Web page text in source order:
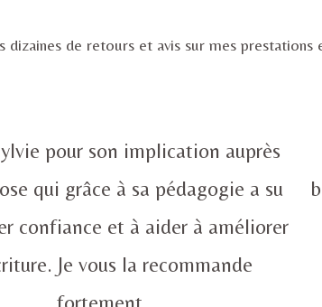
de retours et avis sur mes
pour son implication auprès
qui grâce à sa pédagogie a su
confiance et à aider à améliorer
Je vous la recommande
fortement